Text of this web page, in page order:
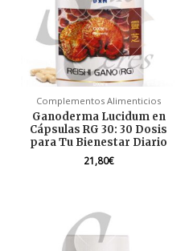
Complementos Alimenticios
Ganoderma Lucidum en
Cápsulas RG 30: 30 Dosis
para Tu Bienestar Diario
21,80€